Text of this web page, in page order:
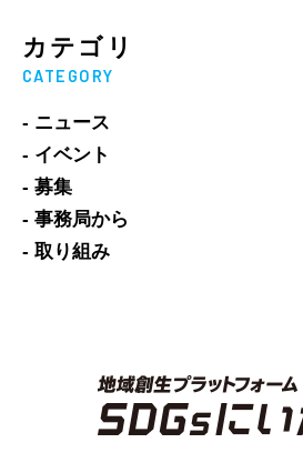
カテゴリ
CATEGORY
- ニュース
- イベント
- 募集
- 事務局から
- 取り組み